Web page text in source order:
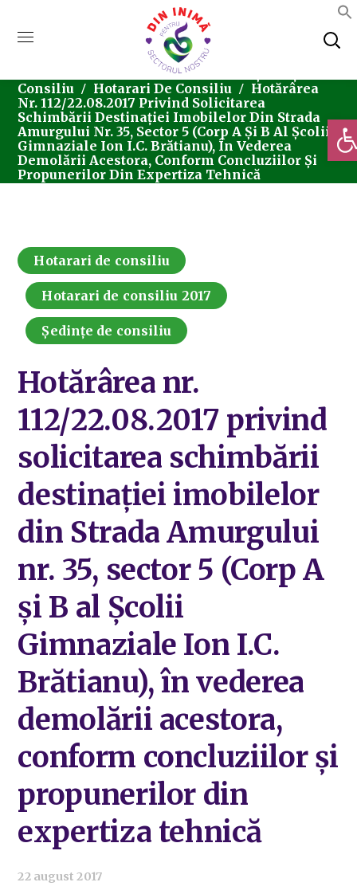
Consiliul Local Sector 5
Consiliu
Hotarari De Consiliu
Hotărârea
Nr. 112/22.08.2017 Privind Solicitarea
Schimbării Destinației Imobilelor Din Strada
Amurgului Nr. 35, Sector 5 (Corp A Și B Al Școlii
Gimnaziale Ion I.C. Brătianu), În Vederea
Demolării Acestora, Conform Concluziilor Și
Propunerilor Din Expertiza Tehnică
Hotarari de consiliu
Hotarari de consiliu 2017
Ședințe de consiliu
Hotărârea nr.
112/22.08.2017 privind
solicitarea schimbării
destinației imobilelor
din Strada Amurgului
nr. 35, sector 5 (Corp A
și B al Școlii
Gimnaziale Ion I.C.
Brătianu), în vederea
demolării acestora,
conform concluziilor și
propunerilor din
expertiza tehnică
22 august 2017